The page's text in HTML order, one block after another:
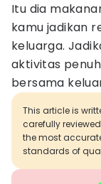
Itu dia
kamu jadikan
keluarga.
aktivitas
bersama
This article is
carefully
the most
standards of